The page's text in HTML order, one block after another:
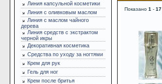
Линия капсульной косметики
Линия с оливковым маслом
Линия с маслом чайного
дерева
Линия средств с экстрактом
черной икры
Декоративная косметика
Средства по уходу за ногтями
Крем для рук
Гель для ног
Крем после бритья
Показано 1 - 17